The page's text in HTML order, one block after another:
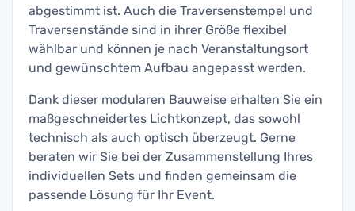
abgestimmt ist. Auch die Traversenstempel und
Traversenstände sind in ihrer Größe flexibel
wählbar und können je nach Veranstaltungsort
und gewünschtem Aufbau angepasst werden.
Dank dieser modularen Bauweise erhalten Sie ein
maßgeschneidertes Lichtkonzept, das sowohl
technisch als auch optisch überzeugt. Gerne
beraten wir Sie bei der Zusammenstellung Ihres
individuellen Sets und finden gemeinsam die
passende Lösung für Ihr Event.